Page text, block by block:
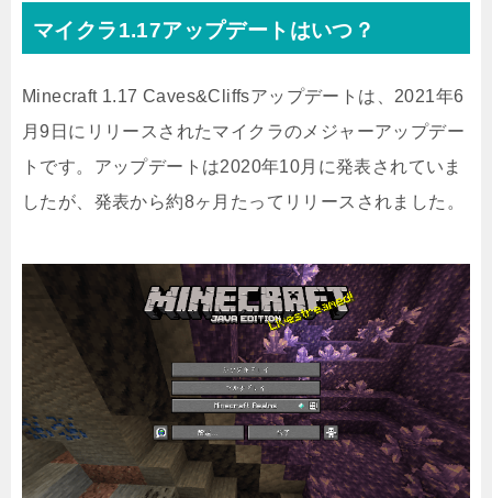
マイクラ1.17アップデートはいつ？
Minecraft 1.17 Caves&Cliffsアップデートは、2021年6
月9日にリリースされたマイクラのメジャーアップデー
トです。アップデートは2020年10月に発表されていま
したが、発表から約8ヶ月たってリリースされました。